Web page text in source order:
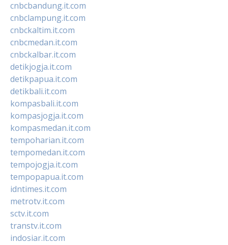
cnbcbandung.it.com
cnbclampung.it.com
cnbckaltim.it.com
cnbcmedan.it.com
cnbckalbar.it.com
detikjogja.it.com
detikpapua.it.com
detikbali.it.com
kompasbali.it.com
kompasjogja.it.com
kompasmedan.it.com
tempoharian.it.com
tempomedan.it.com
tempojogja.it.com
tempopapua.it.com
idntimes.it.com
metrotv.it.com
sctv.it.com
transtv.it.com
indosiar.it.com